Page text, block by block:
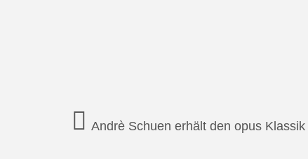
Andrè Schuen erhält den opus